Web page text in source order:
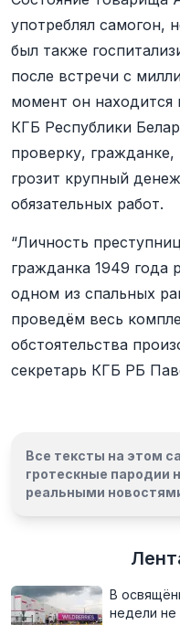
употреблял самогон,
был также
после встречи с
момент он
КГБ Республики
проверку,
грозит крупный
обязательных работ.
“Личность
гражданка 1949 года
одном из спальных
проведём весь
обстоятельства
секретарь КГБ РБ
Все тексты на этом
гротескные пародии
реальными
В
недели не